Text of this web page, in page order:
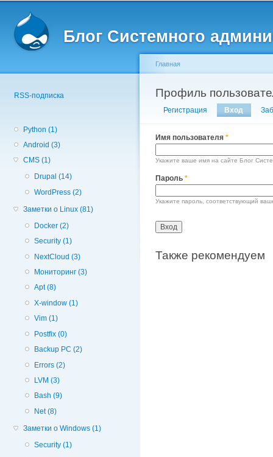
Блог Системного
RSS-подписка
Python (1)
Android (3)
CMS (1)
Drupal (14)
WordPress (2)
Заметки о Linux (81)
Docker (2)
Security (1)
NextCloud (3)
Мониторинг (3)
Apt (8)
X-window (1)
Vim (1)
Postfix (0)
Backup PC (2)
Errors (2)
LVM (3)
Bash (9)
Net (8)
Заметки о Windows (1)
Security (1)
Вы здесь
Главная
Профиль
Главные вкладки
Регистрация Вход
Имя пользователя *
Укажите ваше имя на сайте Блог
Пароль *
Укажите пароль, соответствующий
Также рекомендуем